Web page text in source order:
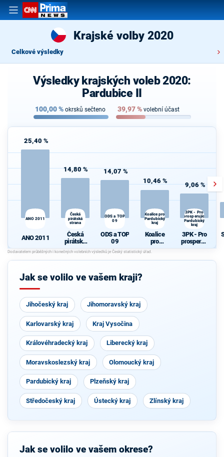
Krajské volby 2020
Celkové výsledky
Výsledky krajských voleb 2020:
Pardubice II
100,00% okrsků sečteno 39,97% volební účast
25,40 %
ANO 2011
ANO 2011
14,80 %
Česká
pirátská
strana
Česká
pirátská
strana
14,07 %
ODS a TOP
09
ODS a TOP
09
10,46 %
Koalice pro
Pardubický
kraj
Koalice
pro
Pardubick
ý kraj
9,06 %
3PK - Pro
prosperující
Pardubický
kraj
3PK - Pro
prosperují
cí
ý kraj
Jak se volilo ve vašem kraji?
Jihočeský kraj Jihomoravský kraj
Karlovarský kraj Kraj Vysočina
Královéhradecký kraj Liberecký kraj
Moravskoslezský kraj Olomoucký kraj
Pardubický kraj Plzeňský kraj
Středočeský kraj Ústecký kraj Zlínský kraj
Jak se volilo ve vašem okrese?